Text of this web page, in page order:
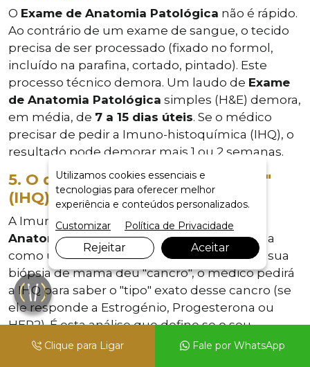
O Exame de Anatomia Patológica não é rápido.
Ao contrário de um exame de sangue, o tecido
precisa de ser processado (fixado no formol,
incluído na parafina, cortado, pintado). Este
processo técnico demora. Um laudo de Exame
de Anatomia Patológica simples (H&E) demora,
em média, de 7 a 15 dias úteis. Se o médico
precisar de pedir a Imuno-histoquímica (IHQ), o
resultado pode demorar mais 1 ou 2 semanas.
5. O que é "Imuno-histoquímica"
(IHQ) no meu laudo?
A Imuno-histoquímica é umExame de
Anatomia Patológicaavançado. Pense nela
como um "teste de ADN" da sua lesão. Se a sua
biópsia de mama deu "cancro", o médico pedirá
a IHQ para saber o "tipo" exato desse cancro (se
ele responde a Estrogénio, Progesterona ou
HER2). É esta análise que define se o seu
tratamento será com quimioterapia,
Clique para Ligar Fale por WhatsApp
Utilizamos cookies essenciais e
tecnologias para oferecer melhor
experiência e conteúdos personalizados.
Customizar
Política de Privacidade
Rejeitar Aceitar